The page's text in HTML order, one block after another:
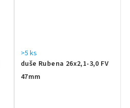
duše Rubena 26x2,1-3,0 FV
47mm
>5 ks